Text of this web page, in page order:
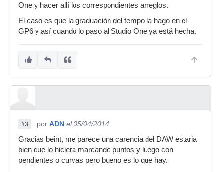
One y hacer allí los correspondientes arreglos.
El caso es que la graduación del tempo la hago en el
GP6 y así cuando lo paso al Studio One ya está hecha.
#3 por ADN el 05/04/2014
Gracias beint, me parece una carencia del DAW estaria
bien que lo hiciera marcando puntos y luego con
pendientes o curvas pero bueno es lo que hay.